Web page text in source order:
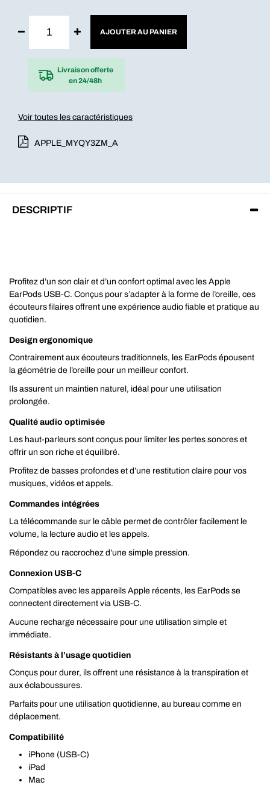
AJOUTER AU PANIER
Livraison offerte
en 24/48h
Voir toutes les caractéristiques
APPLE_MYQY3ZM_A
DESCRIPTIF
Profitez d’un son clair et d’un confort optimal avec les Apple
EarPods USB‑C. Conçus pour s’adapter à la forme de l’oreille, ces
écouteurs filaires offrent une expérience audio fiable et pratique au
quotidien.
Design ergonomique
Contrairement aux écouteurs traditionnels, les EarPods épousent
la géométrie de l’oreille pour un meilleur confort.
Ils assurent un maintien naturel, idéal pour une utilisation
prolongée.
Qualité audio optimisée
Les haut-parleurs sont conçus pour limiter les pertes sonores et
offrir un son riche et équilibré.
Profitez de basses profondes et d’une restitution claire pour vos
musiques, vidéos et appels.
Commandes intégrées
La télécommande sur le câble permet de contrôler facilement le
volume, la lecture audio et les appels.
Répondez ou raccrochez d’une simple pression.
Connexion USB‑C
Compatibles avec les appareils Apple récents, les EarPods se
connectent directement via USB‑C.
Aucune recharge nécessaire pour une utilisation simple et
immédiate.
Résistants à l’usage quotidien
Conçus pour durer, ils offrent une résistance à la transpiration et
aux éclaboussures.
Parfaits pour une utilisation quotidienne, au bureau comme en
déplacement.
Compatibilité
iPhone (USB‑C)
iPad
Mac